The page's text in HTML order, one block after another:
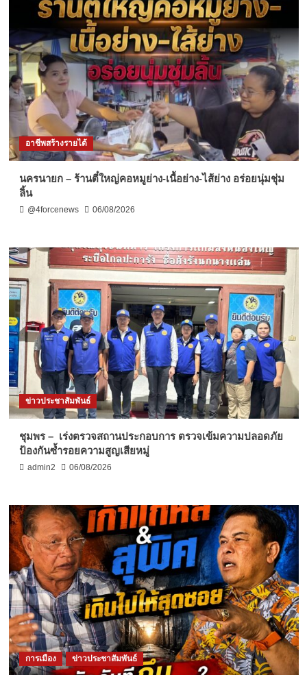
อาชีพสร้างรายได้
นครนายก – ร้านตี๋ใหญ่คอหมูย่าง-เนื้อย่าง-ไส้ย่าง อร่อยนุ่มชุ่ม
ลิ้น
@4forcenews 06/08/2026
ข่าวประชาสัมพันธ์
ชุมพร – เร่งตรวจสถานประกอบการ ตรวจเข้มความปลอดภัย
ป้องกันซ้ำรอยความสูญเสียหมู่
admin2 06/08/2026
การเมือง ข่าวประชาสัมพันธ์